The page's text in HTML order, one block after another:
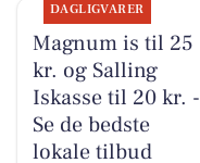
DAGLIGVARER
Magnum is til 25
kr. og Salling
Iskasse til 20 kr. -
Se de bedste
lokale tilbud